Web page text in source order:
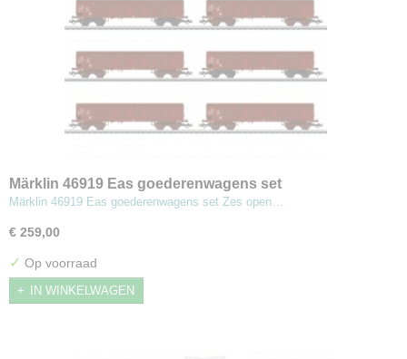
Märklin 46919 Eas goederenwagens set
Märklin 46919 Eas goederenwagens set Zes open…
€ 259,00
✓ Op voorraad
IN WINKELWAGEN